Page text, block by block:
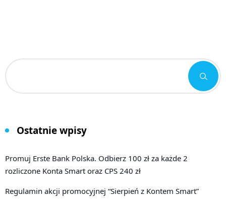
Ostatnie wpisy
Promuj Erste Bank Polska. Odbierz 100 zł za każde 2
rozliczone Konta Smart oraz CPS 240 zł
Regulamin akcji promocyjnej “Sierpień z Kontem Smart”